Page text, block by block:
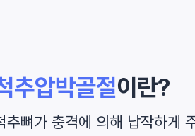
추압박골절이란?
추뼈가 충격에 의해 납작하게